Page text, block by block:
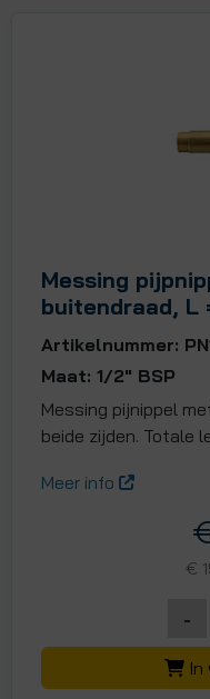
Messing
buitendraad, L
Artikelnummer:
Maat: 1/2" BSP
Messing pijnippel
beide zijden. Totale
Meer info
€
-
In